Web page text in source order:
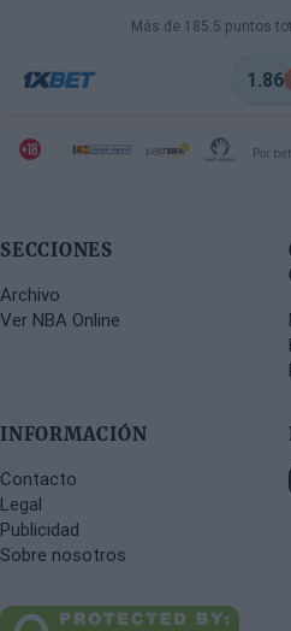
Más de 185.5 puntos
1.86
Por
SECCIONES
Archivo
Ver NBA Online
INFORMACIÓN
Contacto
Legal
Publicidad
Sobre nosotros